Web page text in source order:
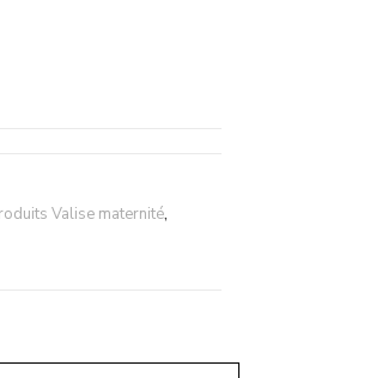
Valise maternité,